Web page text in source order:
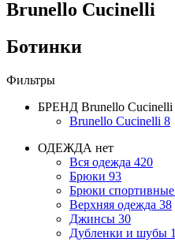
Brunello Cucinelli
Ботинки
Фильтры
БРЕНД Brunello Cucinelli
Brunello Cucinelli 8
ОДЕЖДА нет
Вся одежда 420
Брюки 93
Брюки спортивные
Верхняя одежда 38
Джинсы 30
Дубленки и шубы 1